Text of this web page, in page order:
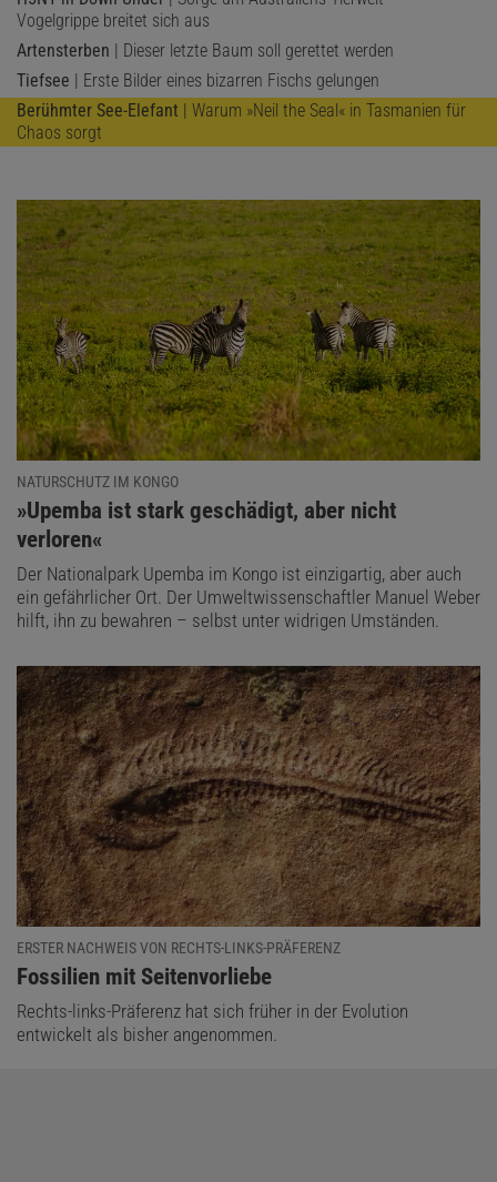
Vogelgrippe breitet sich aus
Artensterben | Dieser letzte Baum soll gerettet werden
Tiefsee | Erste Bilder eines bizarren Fischs gelungen
Berühmter See-Elefant | Warum »Neil the Seal« in Tasmanien für
Chaos sorgt
NATURSCHUTZ IM KONGO
:
»Upemba ist stark geschädigt, aber nicht
verloren«
Der Nationalpark Upemba im Kongo ist einzigartig, aber auch
ein gefährlicher Ort. Der Umweltwissenschaftler Manuel Weber
hilft, ihn zu bewahren – selbst unter widrigen Umständen.
ERSTER NACHWEIS VON RECHTS-LINKS-PRÄFERENZ
:
Fossilien mit Seitenvorliebe
Rechts-links-Präferenz hat sich früher in der Evolution
entwickelt als bisher angenommen.